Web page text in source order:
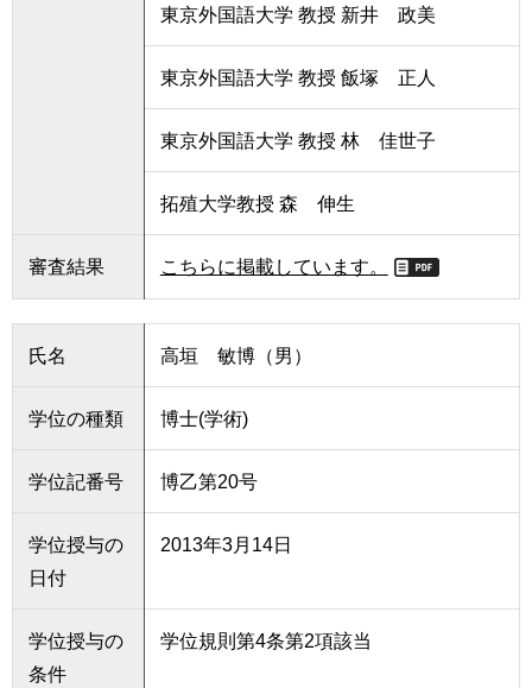
東京外国語大学 教授 新井 政美
東京外国語大学 教授 飯塚 正人
東京外国語大学 教授 林 佳世子
拓殖大学教授 森 伸生
審査結果 こちらに掲載しています。
氏名 高垣 敏博（男）
学位の種類 博士(学術)
学位記番号 博乙第20号
学位授与の
日付
2013年3月14日
学位授与の
条件
学位規則第4条第2項該当